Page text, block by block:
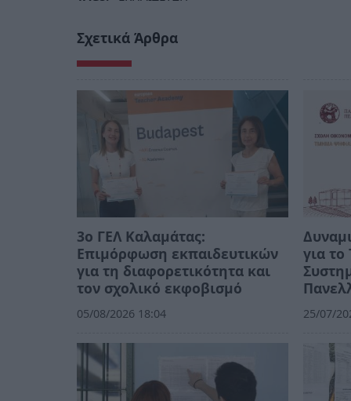
Σχετικά Άρθρα
3ο ΓΕΛ Καλαμάτας:
Επιμόρφωση εκπαιδευτικών
για τη διαφορετικότητα και
τον σχολικό εκφοβισμό
05/08/2026 18:04
για
25/07/